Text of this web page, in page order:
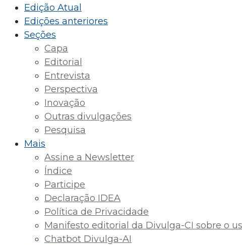
Edição Atual
Edições anteriores
Seções
Capa
Editorial
Entrevista
Perspectiva
Inovação
Outras divulgações
Pesquisa
Mais
Assine a Newsletter
Índice
Participe
Declaração IDEA
Política de Privacidade
Manifesto editorial da Divulga-CI sobre o
Chatbot Divulga-AI